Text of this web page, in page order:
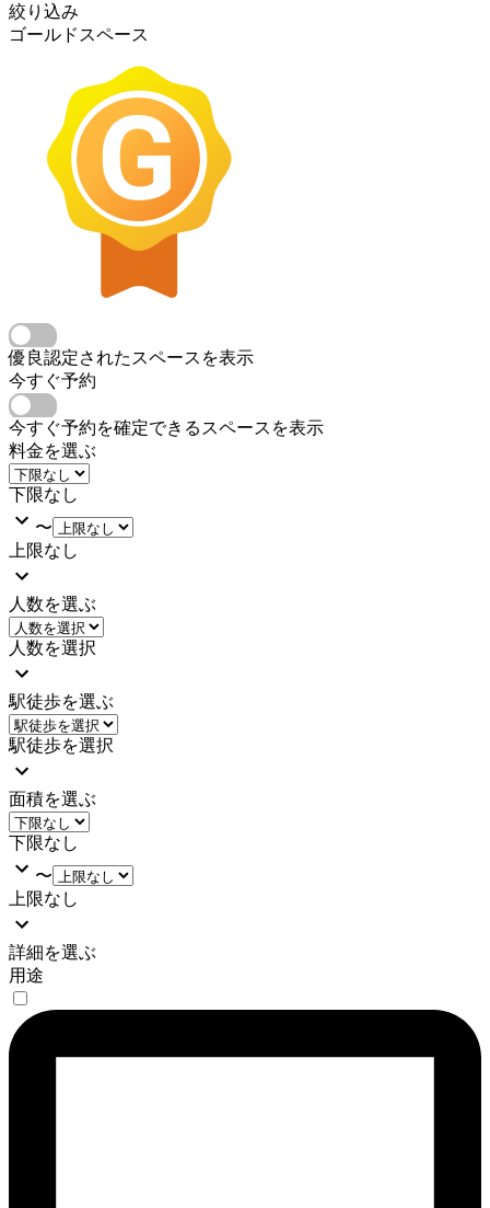
絞り込み
ゴールドスペース
優良認定されたスペースを表示
今すぐ予約
今すぐ予約を確定できるスペースを表示
料金を選ぶ
下限なし
〜
上限なし
人数を選ぶ
人数を選択
駅徒歩を選ぶ
駅徒歩を選択
面積を選ぶ
下限なし
〜
上限なし
詳細を選ぶ
用途